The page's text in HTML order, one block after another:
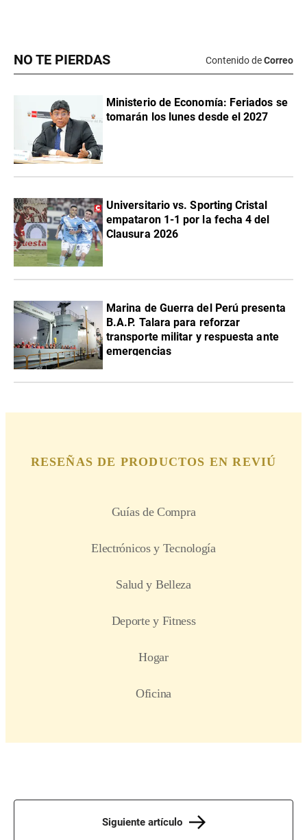
NO TE PIERDAS Contenido deCorreo
Ministerio de Economía: Feriados se
tomarán los lunes desde el 2027
Universitario vs. Sporting Cristal
empataron 1-1 por la fecha 4 del
Clausura 2026
Marina de Guerra del Perú presenta
B.A.P. Talara para reforzar
transporte militar y respuesta ante
emergencias
Siguiente artículo